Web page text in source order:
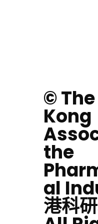
©
Kong
the
al
港科